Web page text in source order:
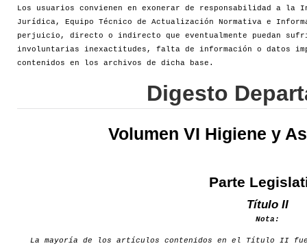
Los usuarios convienen en exonerar de responsabilidad a la
Jurídica, Equipo Técnico de Actualización Normativa e
perjuicio, directo o indirecto que eventualmente puedan
involuntarias inexactitudes, falta de información o datos
contenidos en los archivos de dicha base.
Digesto
Volumen VI Higiene y
Parte
Título II
Nota:
La mayoría de los artículos contenidos en el Título II